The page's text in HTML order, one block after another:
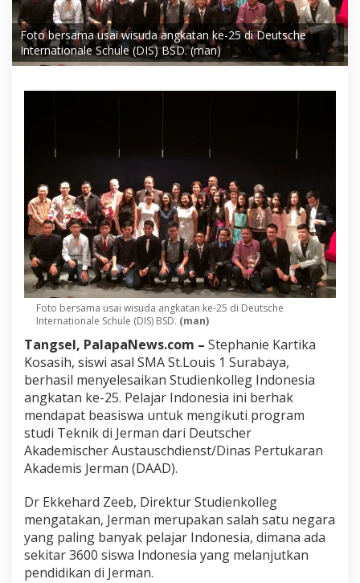
Foto bersama usai wisuda angkatan ke-25 di Deutsche
Internationale Schule (DIS) BSD. (man)
Foto bersama usai wisuda angkatan ke-25 di Deutsche
Internationale Schule (DIS) BSD. (man)
Tangsel, PalapaNews.com – Stephanie Kartika
Kosasih, siswi asal SMA St.Louis 1 Surabaya,
berhasil menyelesaikan Studienkolleg Indonesia
angkatan ke-25. Pelajar Indonesia ini berhak
mendapat beasiswa untuk mengikuti program
studi Teknik di Jerman dari Deutscher
Akademischer Austauschdienst/Dinas Pertukaran
Akademis Jerman (DAAD).
Dr Ekkehard Zeeb, Direktur Studienkolleg
mengatakan, Jerman merupakan salah satu negara
yang paling banyak pelajar Indonesia, dimana ada
sekitar 3600 siswa Indonesia yang melanjutkan
pendidikan di Jerman.